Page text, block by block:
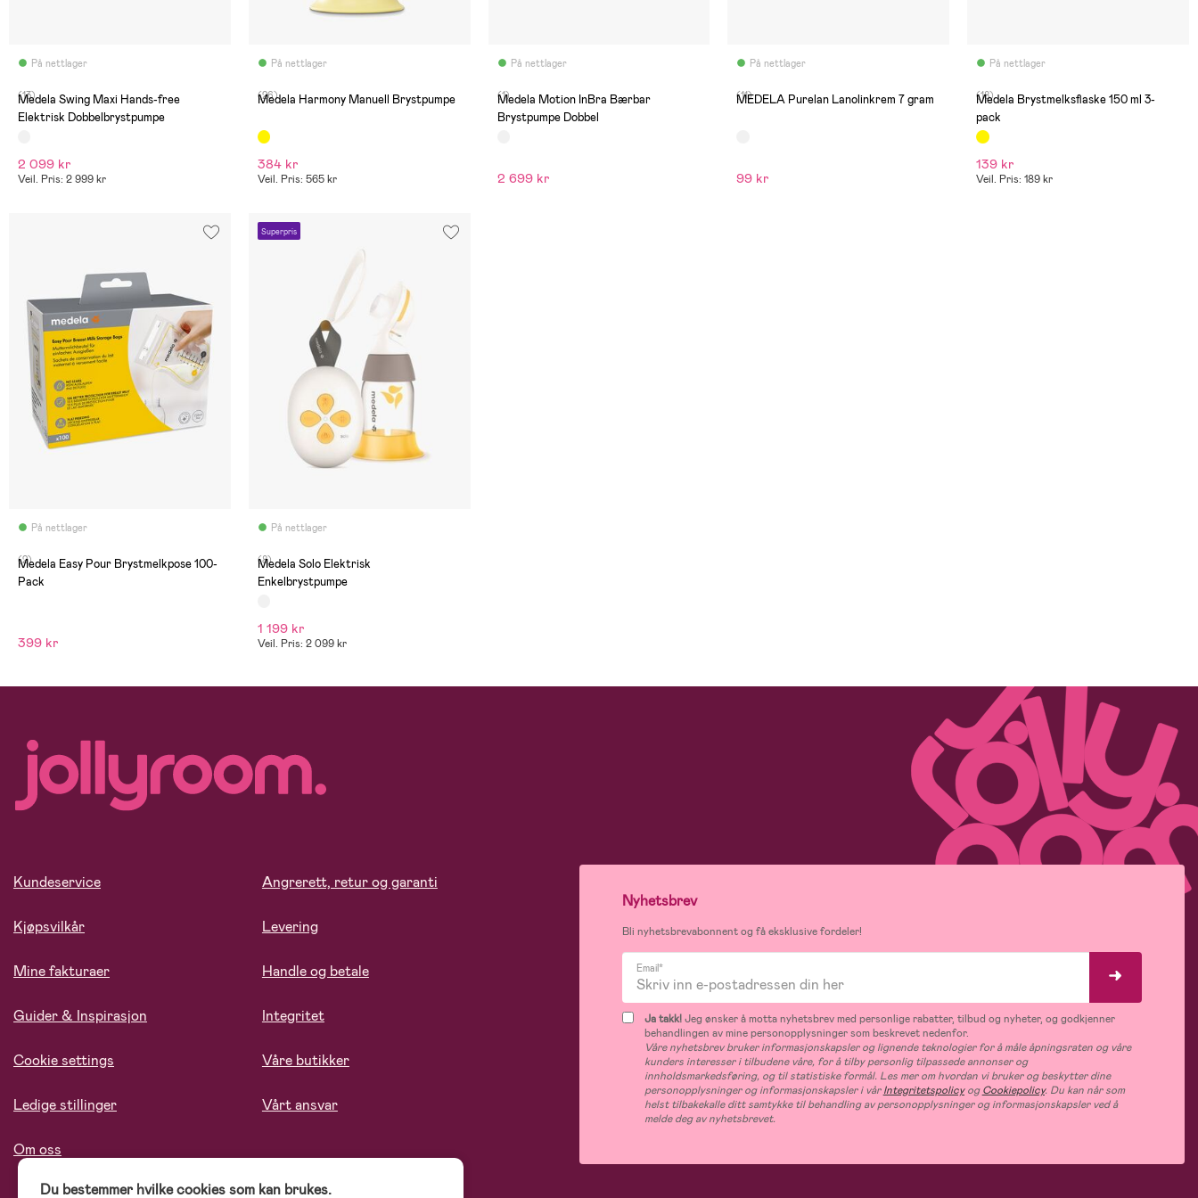
På nettlager
(13)
Medela Swing Maxi Hands-free
Elektrisk Dobbelbrystpumpe
2 099 kr
Veil. Pris: 2 999 kr
På nettlager
(26)
Medela Harmony Manuell Brystpumpe
384 kr
Veil. Pris: 565 kr
På nettlager
(1)
Medela Motion InBra Bærbar
Brystpumpe Dobbel
2 699 kr
På nettlager
(11)
MEDELA Purelan Lanolinkrem 7 gram
99 kr
På nettlager
(18)
Medela Brystmelksflaske 150 ml 3-
pack
139 kr
Veil. Pris: 189 kr
På nettlager
(2)
Medela Easy Pour Brystmelkpose 100-
Pack
399 kr
Superpris
På nettlager
(8)
Medela Solo Elektrisk
Enkelbrystpumpe
1 199 kr
Veil. Pris: 2 099 kr
Kundeservice
Kjøpsvilkår
Mine fakturaer
Guider & Inspirasjon
Cookie settings
Ledige stillinger
Om oss
Angrerett, retur og garanti
Levering
Handle og betale
Integritet
Våre butikker
Vårt ansvar
Nyhetsbrev
Bli nyhetsbrevabonnent og få eksklusive fordeler!
Email*
Ja takk!Jeg ønsker å motta nyhetsbrev med personlige rabatter, tilbud og nyheter, og godkjenner
behandlingen av mine personopplysninger som beskrevet nedenfor.
Våre nyhetsbrev bruker informasjonskapsler og lignende teknologier for å måle åpningsraten og våre
kunders interesser i tilbudene våre, for å tilby personlig tilpassede annonser og
innholdsmarkedsføring, og til statistiske formål. Les mer om hvordan vi bruker og beskytter dine
personopplysninger og informasjonskapsler i vårIntegritetspolicyogCookiepolicy. Du kan når som
helst tilbakekalle ditt samtykke til behandling av personopplysninger og informasjonskapsler ved å
melde deg av nyhetsbrevet.
Du bestemmer hvilke cookies som kan brukes.